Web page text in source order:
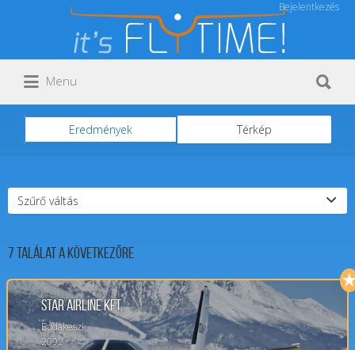
Bejelentkezés
Keresés:
Menu
Eredmények Térkép
Szűrő váltás
7Találat a következőre
Star Airline Kft.
Budakeszi
2092